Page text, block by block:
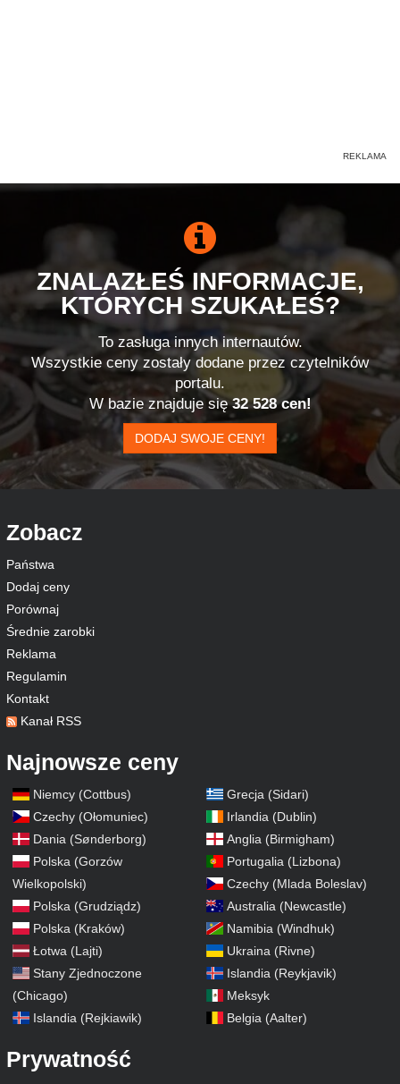
ZNALAZŁEŚ INFORMACJE,
KTÓRYCH SZUKAŁEŚ?
To zasługa innych internautów.
Wszystkie ceny zostały dodane przez czytelników
portalu.
W bazie znajduje się32 528 cen!
DODAJ SWOJE CENY!
Zobacz
Państwa
Dodaj ceny
Porównaj
Średnie zarobki
Reklama
Regulamin
Kontakt
Kanał RSS
Najnowsze ceny
Niemcy (Cottbus)
Czechy (Ołomuniec)
Dania (Sønderborg)
Polska (Gorzów
Wielkopolski)
Polska (Grudziądz)
Polska (Kraków)
Łotwa (Lajti)
Stany Zjednoczone
(Chicago)
Islandia (Rejkiawik)
Grecja (Sidari)
Irlandia (Dublin)
Anglia (Birmigham)
Portugalia (Lizbona)
Czechy (Mlada Boleslav)
Australia (Newcastle)
Namibia (Windhuk)
Ukraina (Rivne)
Islandia (Reykjavik)
Meksyk
Belgia (Aalter)
Prywatność